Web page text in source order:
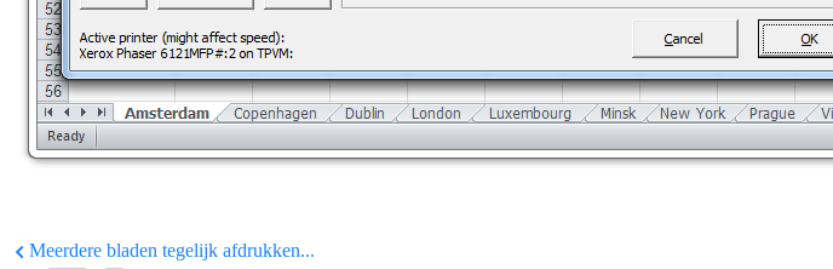
Meerdere bladen tegelijk afdrukken...